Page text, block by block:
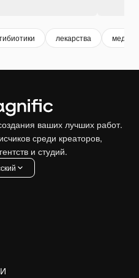
лекарства
ваших лучших работ.
среди креаторов,
и студий.